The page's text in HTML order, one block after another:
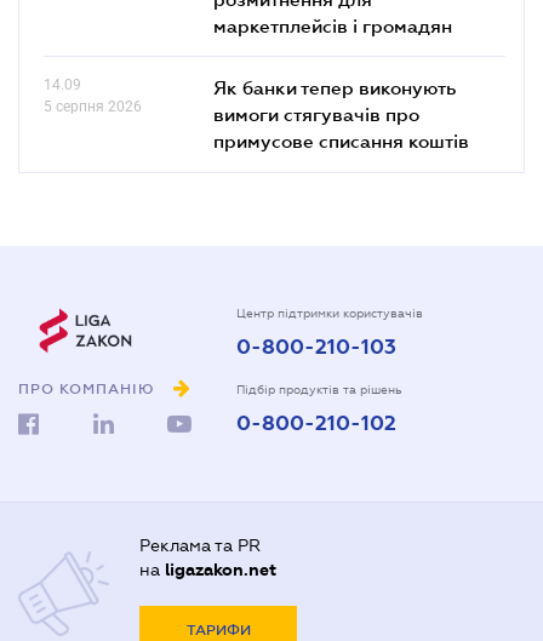
маркетплейсів і громадян
14.09
5 серпня 2026
Як банки тепер виконують
вимоги стягувачів про
примусове списання коштів
ПРО КОМПАНІЮ
Центр підтримки користувачів
0-800-210-103
Підбір продуктів та рішень
0-800-210-102
Реклама та PR
на ligazakon.net
ТАРИФИ